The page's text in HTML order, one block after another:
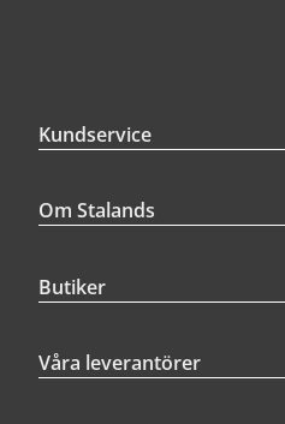
Kundservice
Om Stalands
Butiker
Våra leverantörer